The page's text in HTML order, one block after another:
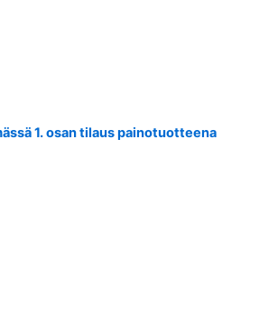
1. osan tilaus painotuotteena